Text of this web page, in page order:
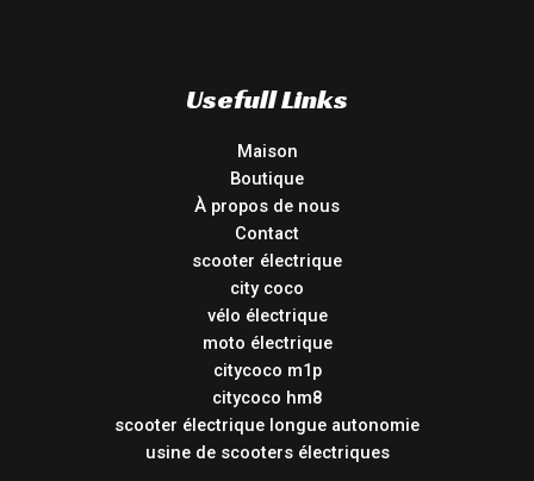
Usefull Links
Maison
Boutique
À propos de nous
Contact
scooter électrique
city coco
vélo électrique
moto électrique
citycoco m1p
citycoco hm8
scooter électrique longue autonomie
usine de scooters électriques